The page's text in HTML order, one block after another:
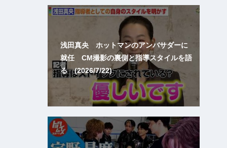
浅田真央 ホットマンのアンバサダーに
就任 CM撮影の裏側と指導スタイルを語
る (2026/7/22)